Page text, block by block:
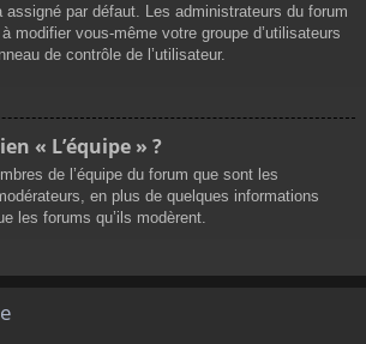
par défaut. Les administrateurs du forum
modifier vous-même votre groupe d’utilisateurs
de contrôle de l’utilisateur.
« L’équipe » ?
de l’équipe du forum que sont les
en plus de quelques informations
les forums qu’ils modèrent.